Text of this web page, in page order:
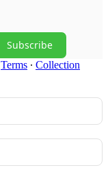
Subscribe
Terms ∙ Collection